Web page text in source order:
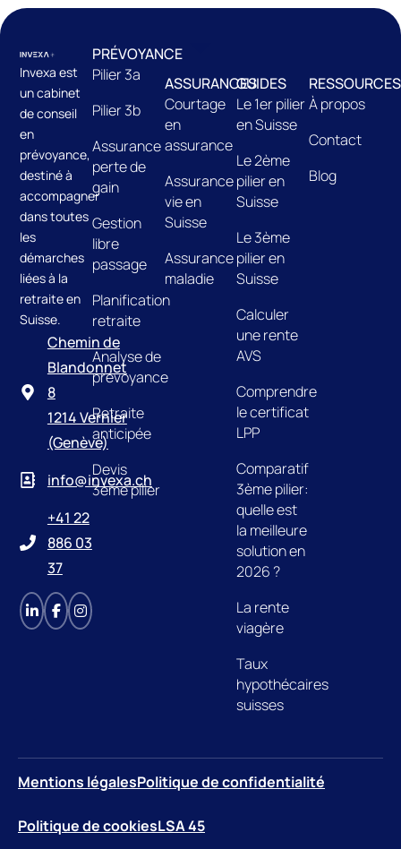
Invexa est
un cabinet
de conseil
en
prévoyance,
destiné à
accompagner
dans toutes
les
démarches
liées à la
retraite en
Suisse.
Chemin de
Blandonnet
8
1214 Vernier
(Genève)
info@invexa.ch
+41 22
886 03
37
PRÉVOYANCE
Pilier 3a
Pilier 3b
Assurance
perte de
gain
Gestion
libre
passage
Planification
retraite
Analyse de
prévoyance
Retraite
anticipée
Devis
3ème pilier
ASSURANCES
Courtage
en
assurance
Assurance
vie en
Suisse
Assurance
maladie
GUIDES
Le 1er pilier
en Suisse
Le 2ème
pilier en
Suisse
Le 3ème
pilier en
Suisse
Calculer
une rente
AVS
Comprendre
le certificat
LPP
Comparatif
3ème pilier:
quelle est
la meilleure
solution en
2026 ?
La rente
viagère
Taux
hypothécaires
suisses
RESSOURCES
À propos
Contact
Blog
Mentions légalesPolitique de confidentialité
Politique de cookiesLSA 45